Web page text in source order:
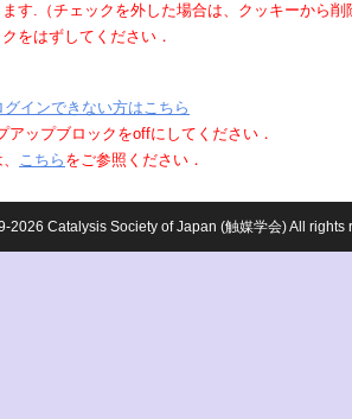
す.（チェックを外した場合は、クッキーから削
をはずしてください．
グインできない方はこちら
ップブロックをoffにしてください．
こちら をご参照ください．
2026 Catalysis Society of Japan (触媒学会) All